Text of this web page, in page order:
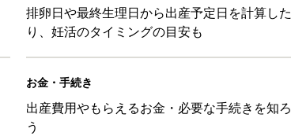
排卵日や最終生理日から出産予定日を計算した
り、妊活のタイミングの目安も
お金・手続き
出産費用やもらえるお金・必要な手続きを知ろ
う